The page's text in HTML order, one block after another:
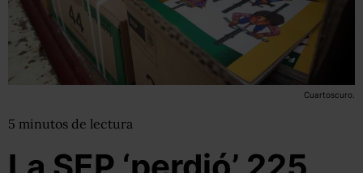
Cuartoscuro.
5 minutos de lectura